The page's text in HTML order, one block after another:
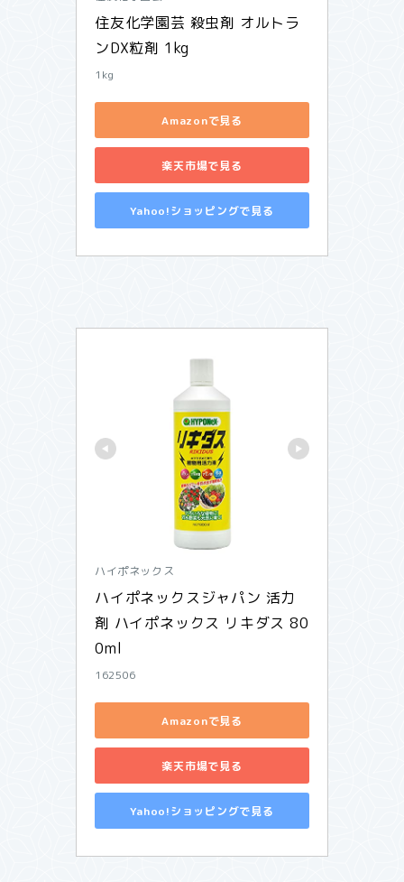
住友化学園芸 殺虫剤 オルトラ
ンDX粒剤 1kg
1kg
Amazonで見る
楽天市場で見る
Yahoo!ショッピングで見る
ハイポネックス
ハイポネックスジャパン 活力
剤 ハイポネックス リキダス 80
0ml
162506
Amazonで見る
楽天市場で見る
Yahoo!ショッピングで見る